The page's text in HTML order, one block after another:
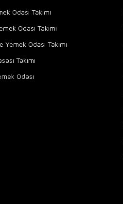
Odası Takımı
Odası Takımı
Yemek Odası Takımı
Takımı
Odası